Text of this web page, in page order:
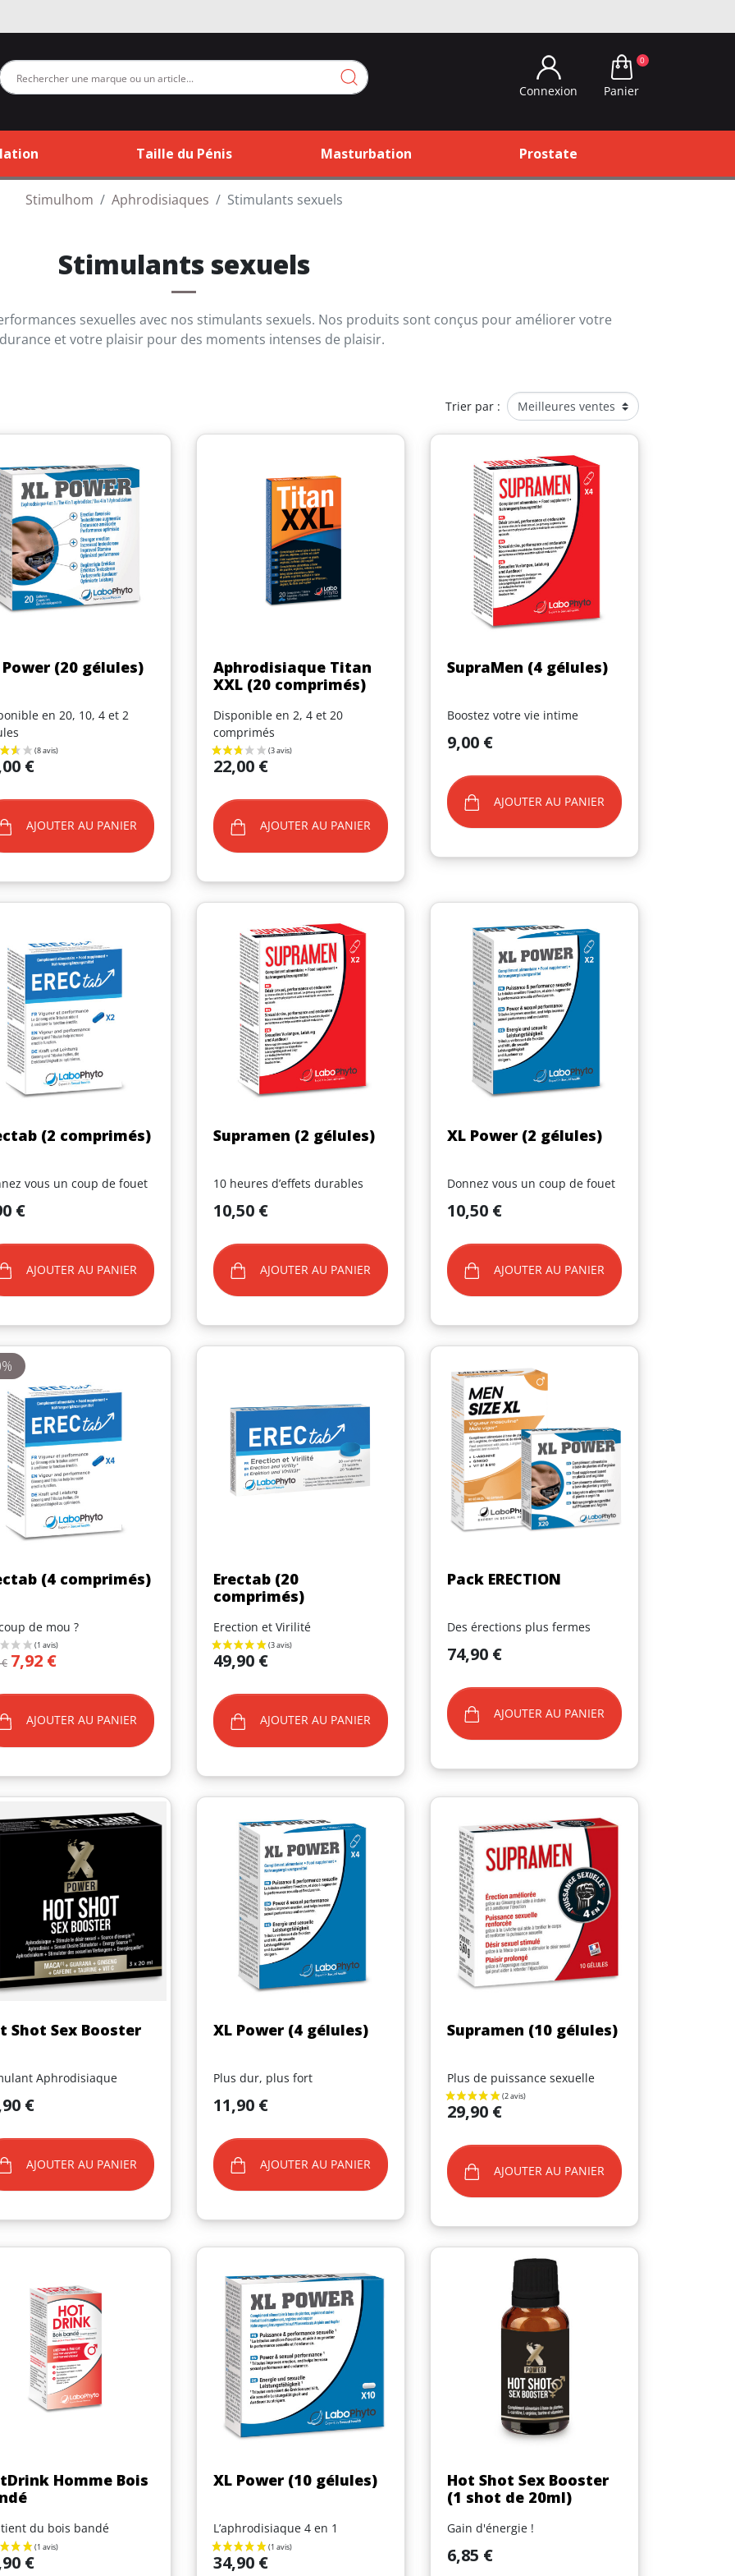
Connexion
0
Panier
Taille du Pénis Masturbation Prostate
Stimulhom Aphrodisiaques Stimulants sexuels
Stimulants sexuels
sexuelles avec nos stimulants sexuels. Nos produits sont conçus pour améliorer votre
et votre plaisir pour des moments intenses de plaisir.
Trier par :
Aperçu rapide
Power (20 gélules)
en 20, 10, 4 et 2
€
AJOUTER AU PANIER
Aperçu rapide
Aphrodisiaque Titan
XXL (20 comprimés)
Disponible en 2, 4 et 20
comprimés
Prix
22,00 €
AJOUTER AU PANIER
Aperçu rapide
SupraMen (4 gélules)
Boostez votre vie intime
Prix
9,00 €
AJOUTER AU PANIER
Aperçu rapide
(2 comprimés)
vous un coup de fouet
€
AJOUTER AU PANIER
Aperçu rapide
Supramen (2 gélules)
10 heures d’effets durables
Prix
10,50 €
AJOUTER AU PANIER
Aperçu rapide
XL Power (2 gélules)
Donnez vous un coup de fouet
Prix
10,50 €
AJOUTER AU PANIER
Aperçu rapide
(4 comprimés)
de mou ?
base
Prix
7,92 €
AJOUTER AU PANIER
Aperçu rapide
Erectab (20
comprimés)
Erection et Virilité
Prix
49,90 €
AJOUTER AU PANIER
Aperçu rapide
Pack ERECTION
Des érections plus fermes
Prix
74,90 €
AJOUTER AU PANIER
Aperçu rapide
Shot Sex Booster
Aphrodisiaque
€
AJOUTER AU PANIER
Aperçu rapide
XL Power (4 gélules)
Plus dur, plus fort
Prix
11,90 €
AJOUTER AU PANIER
Aperçu rapide
Supramen (10 gélules)
Plus de puissance sexuelle
Prix
29,90 €
AJOUTER AU PANIER
Aperçu rapide
Homme Bois
du bois bandé
€
Aperçu rapide
XL Power (10 gélules)
L’aphrodisiaque 4 en 1
Prix
34,90 €
Aperçu rapide
Hot Shot Sex Booster
(1 shot de 20ml)
Gain d'énergie !
Prix
6,85 €